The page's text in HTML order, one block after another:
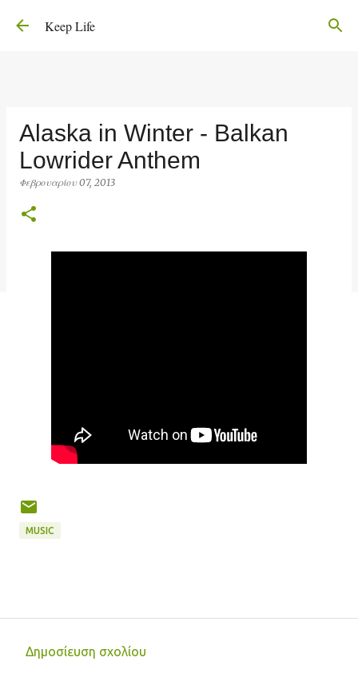
Μετάβαση στο κύριο περιεχόμενο
Keep Life
Alaska in Winter - Balkan
Lowrider Anthem
Φεβρουαρίου 07, 2013
MUSIC
Δημοσίευση σχολίου